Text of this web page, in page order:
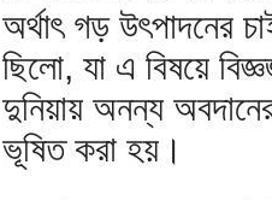
অর্থাৎ গড় উৎপাদনের
ছিলো, যা এ বিষয়ে
দুনিয়ায় অনন্য
ভূষিত করা হয়।